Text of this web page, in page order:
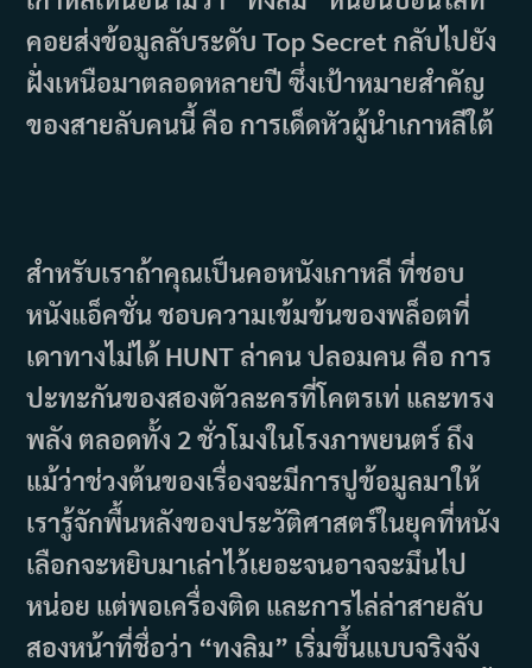
คอยส่งข้อมูลลับระดับ Top Secret กลับไปยัง
ฝั่งเหนือมาตลอดหลายปี ซึ่งเป้าหมายสำคัญ
ของสายลับคนนี้ คือ การเด็ดหัวผู้นำเกาหลีใต้
สำหรับเราถ้าคุณเป็นคอหนังเกาหลี ที่ชอบ
หนังแอ็คชั่น ชอบความเข้มข้นของพล็อตที่
เดาทางไม่ได้ HUNT ล่าคน ปลอมคน คือ การ
ปะทะกันของสองตัวละครที่โคตรเท่ และทรง
พลัง ตลอดทั้ง 2 ชั่วโมงในโรงภาพยนตร์ ถึง
แม้ว่าช่วงต้นของเรื่องจะมีการปูข้อมูลมาให้
เรารู้จักพื้นหลังของประวัติศาสตร์ในยุคที่หนัง
เลือกจะหยิบมาเล่าไว้เยอะจนอาจจะมึนไป
หน่อย แต่พอเครื่องติด และการไล่ล่าสายลับ
สองหน้าที่ชื่อว่า “ทงลิม” เริ่มขึ้นแบบจริงจัง